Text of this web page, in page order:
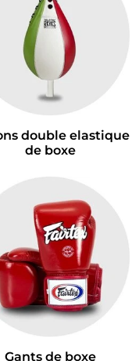
double elastique
de boxe
Gants de boxe